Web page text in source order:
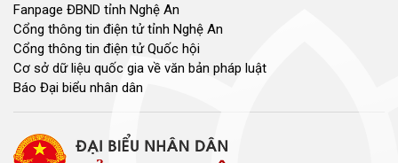
Fanpage ĐBND tỉnh Nghệ An
Cổng thông tin điện tử tỉnh Nghệ An
Cổng thông tin điện tử Quốc hội
Cơ sở dữ liệu quốc gia về văn bản pháp luật
Báo Đại biểu nhân dân